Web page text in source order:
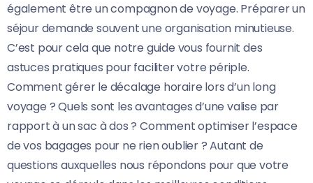
également être un compagnon de voyage. Préparer un
séjour demande souvent une organisation minutieuse.
C’est pour cela que notre guide vous fournit des
astuces pratiques pour faciliter votre périple.
Comment gérer le décalage horaire lors d’un long
voyage ? Quels sont les avantages d’une valise par
rapport à un sac à dos ? Comment optimiser l’espace
de vos bagages pour ne rien oublier ? Autant de
questions auxquelles nous répondons pour que votre